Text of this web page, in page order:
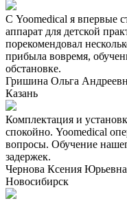
С Yoomedical я впервые
аппарат для детской
порекомендовал
прибыла вовремя,
обстановке.
Гришина Ольга
Казань
Комплектация и
спокойно. Yoomedical
вопросы. Обучение
задержек.
Чернова Ксения Юрьевна
Новосибирск